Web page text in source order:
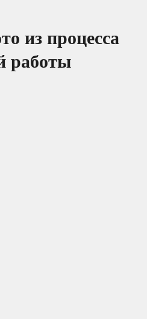
из процесса
работы